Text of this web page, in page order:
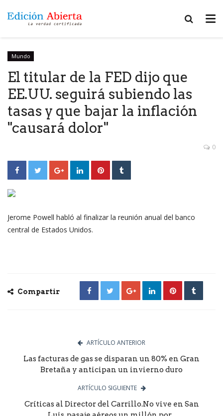
Mundo
El titular de la FED dijo que
EE.UU. seguirá subiendo las
tasas y que bajar la inflación
"causará dolor"
0
Jerome Powell habló al finalizar la reunión anual del banco
central de Estados Unidos.
Compartir
ARTÍCULO ANTERIOR
Las facturas de gas se disparan un 80% en Gran
Bretaña y anticipan un invierno duro
ARTÍCULO SIGUIENTE
Críticas al Director del Carrillo.No vive en San